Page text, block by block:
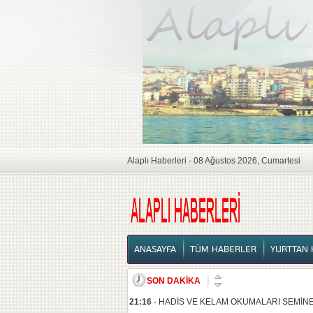
Alaplı Haberleri - 08 Ağustos 2026, Cumartesi
ANASAYFA
ANASAYFA TÜM HABERLER YURTTAN
SON DAKİKA
21:16 - HADİS VE KELAM OKUMALARI